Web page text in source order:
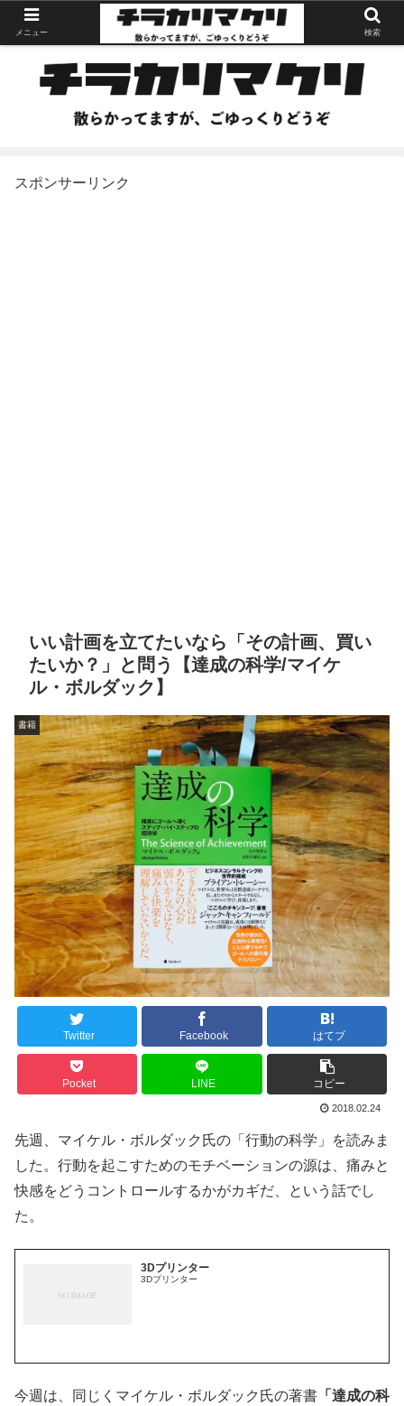
スポンサーリンク
いい計画を立てたいなら「その計画、買い
たいか？」と問う【達成の科学/マイケ
ル・ボルダック】
書籍
Twitter Facebook はてブ
Pocket LINE コピー
2018.02.24
先週、マイケル・ボルダック氏の「行動の科学」を読みま
した。行動を起こすためのモチベーションの源は、痛みと
快感をどうコントロールするかがカギだ、という話でし
た。
3Dプリンター
3Dプリンター
今週は、同じくマイケル・ボルダック氏の著書 「達成の科
メニュー 検索